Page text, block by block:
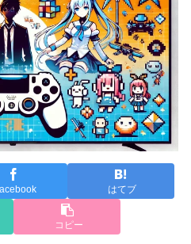
はてブ
コピー